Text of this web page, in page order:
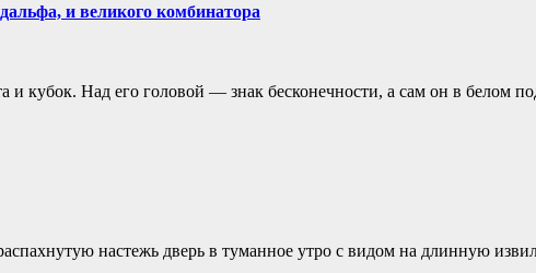
и великого комбинатора
и кубок. Над его головой — знак бесконечности, а сам он в белом
настежь дверь в туманное утро с видом на длинную